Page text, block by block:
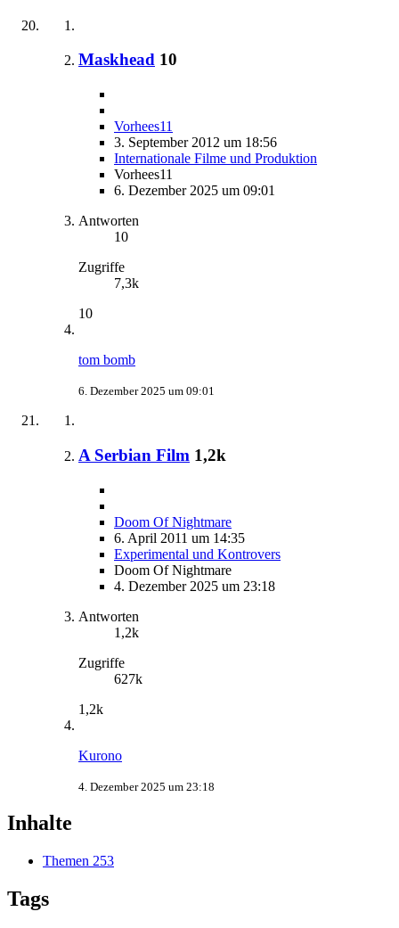
Maskhead 10
Vorhees11
3. September 2012 um 18:56
Internationale Filme und Produktion
Vorhees11
6. Dezember 2025 um 09:01
Antworten
10
Zugriffe
7,3k
10
tom bomb
6. Dezember 2025 um 09:01
A Serbian Film 1,2k
Doom Of Nightmare
6. April 2011 um 14:35
Experimental und Kontrovers
Doom Of Nightmare
4. Dezember 2025 um 23:18
Antworten
1,2k
Zugriffe
627k
1,2k
Kurono
4. Dezember 2025 um 23:18
Inhalte
Themen 253
Tags